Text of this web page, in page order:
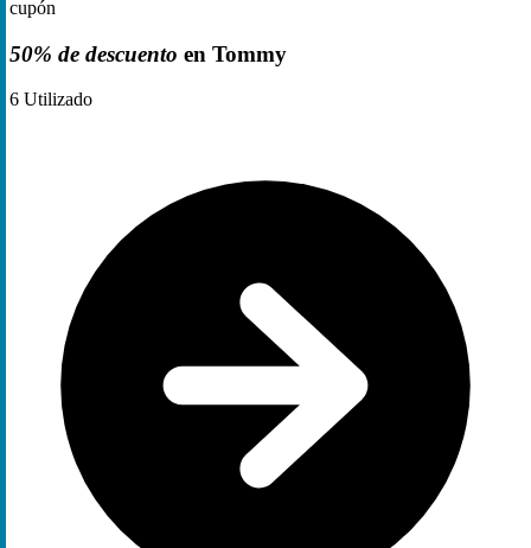
cupón
50% de descuento en Tommy
6 Utilizado